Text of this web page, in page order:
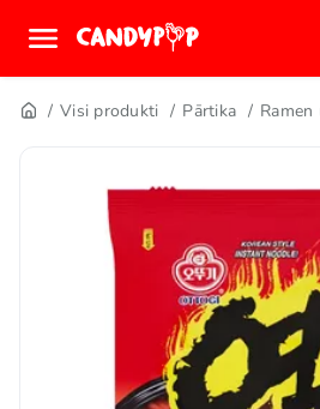
Visi produkti Pārtika